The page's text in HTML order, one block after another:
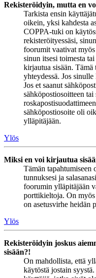
Rekisteröidyin, mutta en
Tarkista ensin
oikein, yksi kahdesta
COPPA-tuki on
rekisteröityessäsi,
foorumit vaativat
sinun itsesi toimesta
kirjautua sisään.
yhteydessä. Jos
Jos et saanut
sähköpostiosoitteen tai
sähköpostiosoite oli
ylläpitäjään.
Ylös
Miksi en voi kirjautua
Tämän tapahtumiseen
tunnuksesi ja
foorumin ylläpitäjään
porttikieltoja. On
on asetusvirhe heidän
Ylös
Rekisteröidyin joskus
sisään?!
On mahdollista, että
käytöstä jostain